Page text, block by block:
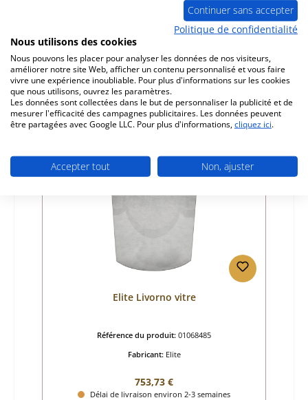
01068484
Fabricant:
Prix régulier :
45,07 €
Disponible, délai de livraison : 6-8 jours
Détails
Elite Livorno vitre
Référence du produit: 01068485
Fabricant: Elite
Prix régulier :
753,73 €
Délai de livraison environ 2-3 semaines
Continuer sans accepter
Politique de confidentialité
Nous utilisons des cookies
Nous pouvons les placer pour analyser les données de nos visiteurs,
améliorer notre site Web, afficher un contenu personnalisé et vous faire
vivre une expérience inoubliable. Pour plus d'informations sur les cookies
que nous utilisons, ouvrez les paramètres.
Les données sont collectées dans le but de personnaliser la publicité et de
mesurer l'efficacité des campagnes publicitaires. Les données peuvent
être partagées avec Google LLC. Pour plus d'informations, cliquez ici.
Accepter tout Non, ajuster